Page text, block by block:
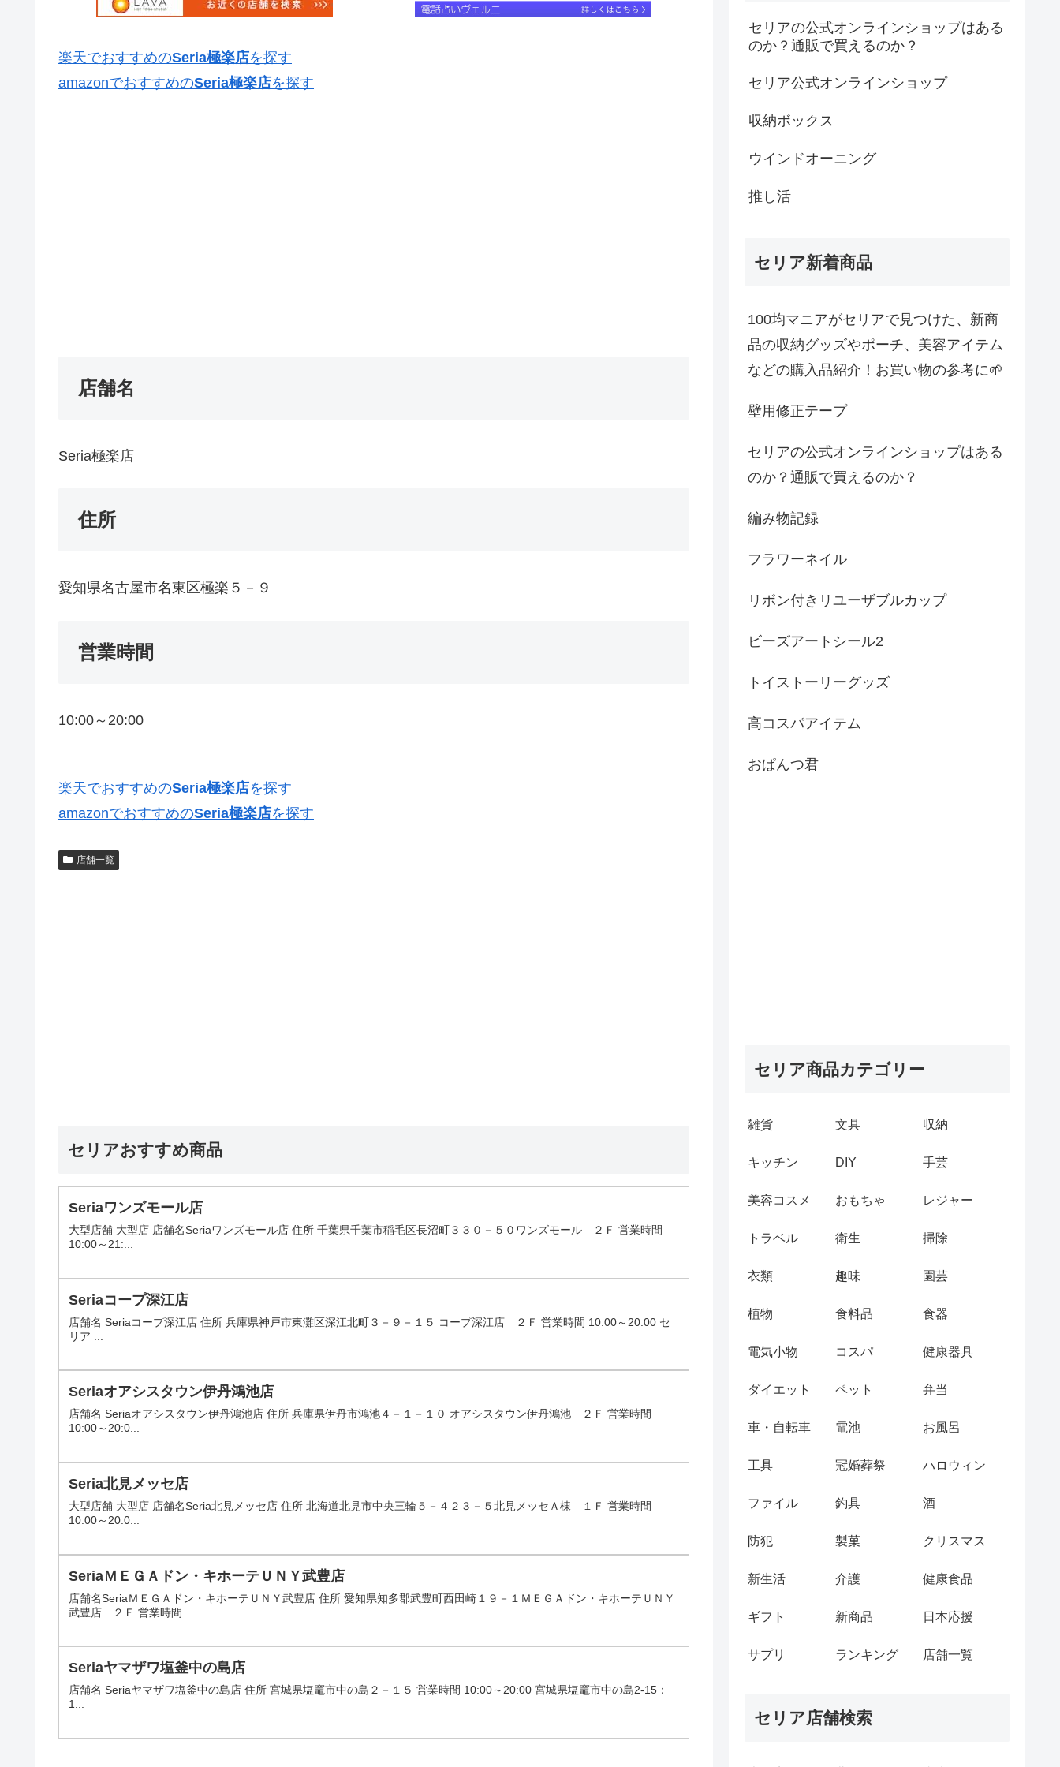
楽天でおすすめのSeria極楽店を探す
amazonでおすすめのSeria極楽店を探す
店舗名
Seria極楽店
住所
愛知県名古屋市名東区極楽５－９
営業時間
10:00～20:00
楽天でおすすめのSeria極楽店を探す
amazonでおすすめのSeria極楽店を探す
店舗一覧
セリアおすすめ商品
Seriaワンズモール店
大型店舗 大型店 店舗名Seriaワンズモール店 住所 千葉県千葉市稲毛区長沼町３３０－５０ワンズモール ２Ｆ 営業時間
10:00～21:...
Seriaコープ深江店
店舗名 Seriaコープ深江店 住所 兵庫県神戸市東灘区深江北町３－９－１５ コープ深江店 ２Ｆ 営業時間 10:00～20:00 セ
リア ...
Seriaオアシスタウン伊丹鴻池店
店舗名 Seriaオアシスタウン伊丹鴻池店 住所 兵庫県伊丹市鴻池４－１－１０ オアシスタウン伊丹鴻池 ２Ｆ 営業時間
10:00～20:0...
Seria北見メッセ店
大型店舗 大型店 店舗名Seria北見メッセ店 住所 北海道北見市中央三輪５－４２３－５北見メッセＡ棟 １Ｆ 営業時間
10:00～20:0...
SeriaＭＥＧＡドン・キホーテＵＮＹ武豊店
店舗名SeriaＭＥＧＡドン・キホーテＵＮＹ武豊店 住所 愛知県知多郡武豊町西田崎１９－１ＭＥＧＡドン・キホーテＵＮＹ
武豊店 ２Ｆ 営業時間...
Seriaヤマザワ塩釜中の島店
店舗名 Seriaヤマザワ塩釜中の島店 住所 宮城県塩竈市中の島２－１５ 営業時間 10:00～20:00 宮城県塩竈市中の島2-15：
1...
セリアの公式オンラインショップはある
のか？通販で買えるのか？
セリア公式オンラインショップ
収納ボックス
ウインドオーニング
推し活
セリア新着商品
100均マニアがセリアで見つけた、新商
品の収納グッズやポーチ、美容アイテム
などの購入品紹介！お買い物の参考に🌱
壁用修正テープ
セリアの公式オンラインショップはある
のか？通販で買えるのか？
編み物記録
フラワーネイル
リボン付きリユーザブルカップ
ビーズアートシール2
トイストーリーグッズ
高コスパアイテム
おぱんつ君
セリア商品カテゴリー
雑貨 文具 収納
キッチン DIY 手芸
美容コスメ おもちゃ レジャー
トラベル 衛生 掃除
衣類 趣味 園芸
植物 食料品 食器
電気小物 コスパ 健康器具
ダイエット ペット 弁当
車・自転車 電池 お風呂
工具 冠婚葬祭 ハロウィン
ファイル 釣具 酒
防犯 製菓 クリスマス
新生活 介護 健康食品
ギフト 新商品 日本応援
サプリ ランキング 店舗一覧
セリア店舗検索